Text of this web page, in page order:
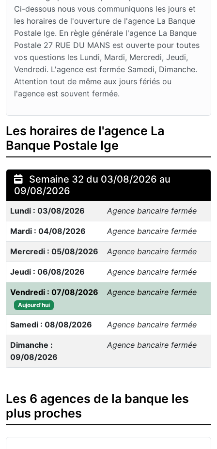
Ci-dessous nous vous communiquons les jours et
les horaires de l'ouverture de l'agence La Banque
Postale Ige. En règle générale l'agence La Banque
Postale 27 RUE DU MANS est ouverte pour toutes
vos questions les Lundi, Mardi, Mercredi, Jeudi,
Vendredi. L'agence est fermée Samedi, Dimanche.
Attention tout de même aux jours fériés ou
l'agence est souvent fermée.
Les horaires de l'agence La
Banque Postale Ige
Semaine 32 du 03/08/2026 au
09/08/2026
Lundi : 03/08/2026 Agence bancaire fermée
Mardi : 04/08/2026 Agence bancaire fermée
Mercredi : 05/08/2026 Agence bancaire fermée
Jeudi : 06/08/2026 Agence bancaire fermée
Vendredi : 07/08/2026
Aujourd'hui
Agence bancaire fermée
Samedi : 08/08/2026 Agence bancaire fermée
Dimanche :
09/08/2026
Agence bancaire fermée
Les 6 agences de la banque les
plus proches